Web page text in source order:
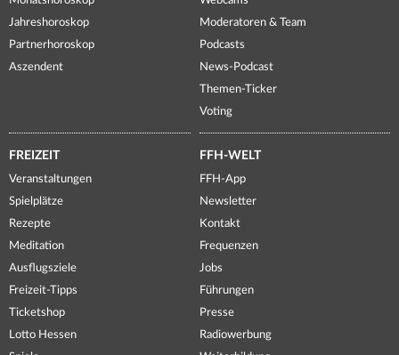
Jahreshoroskop
Partnerhoroskop
Aszendent
Moderatoren & Team
Podcasts
News-Podcast
Themen-Ticker
Voting
FREIZEIT
Veranstaltungen
Spielplätze
Rezepte
Meditation
Ausflugsziele
Freizeit-Tipps
Ticketshop
Lotto Hessen
FFH-WELT
FFH-App
Newsletter
Kontakt
Frequenzen
Jobs
Führungen
Presse
Radiowerbung